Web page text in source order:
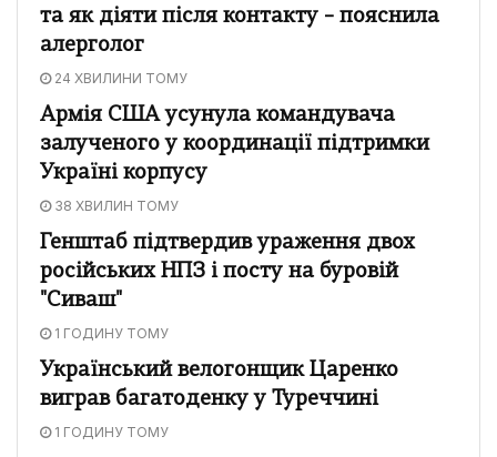
та як діяти після контакту – пояснила
алерголог
24 ХВИЛИНИ ТОМУ
Армія США усунула командувача
залученого у координації підтримки
Україні корпусу
38 ХВИЛИН ТОМУ
Генштаб підтвердив ураження двох
російських НПЗ і посту на буровій
"Сиваш"
1 ГОДИНУ ТОМУ
Український велогонщик Царенко
виграв багатоденку у Туреччині
1 ГОДИНУ ТОМУ